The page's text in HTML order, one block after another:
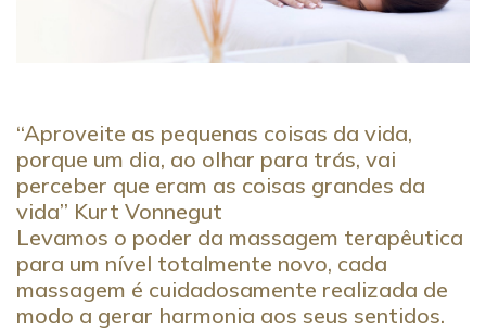
“Aproveite as pequenas coisas da vida,
porque um dia, ao olhar para trás, vai
perceber que eram as coisas grandes da
vida” Kurt Vonnegut
Levamos o poder da massagem terapêutica
para um nível totalmente novo, cada
massagem é cuidadosamente realizada de
modo a gerar harmonia aos seus sentidos.